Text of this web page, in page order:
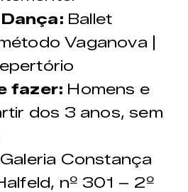
Ballet
Vaganova |
fazer: Homens e
dos 3 anos, sem
Galeria Constança
nº 301 – 2º